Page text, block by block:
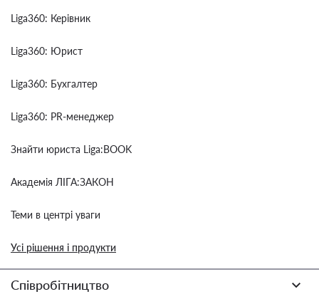
Liga360: Керівник
Liga360: Юрист
Liga360: Бухгалтер
Liga360: PR-менеджер
Знайти юриста Liga:BOOK
Академія ЛІГА:ЗАКОН
Теми в центрі уваги
Усі рішення і продукти
Співробітництво